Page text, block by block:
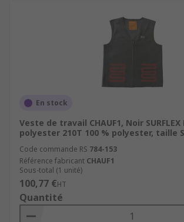
En stock
Veste de travail CHAUF1, Noir
polyester 210T 100 % polyester, taille S
Code commande RS 784-153
Référence fabricant CHAUF1
Sous-total (1 unité)
100,77 €HT
Quantité